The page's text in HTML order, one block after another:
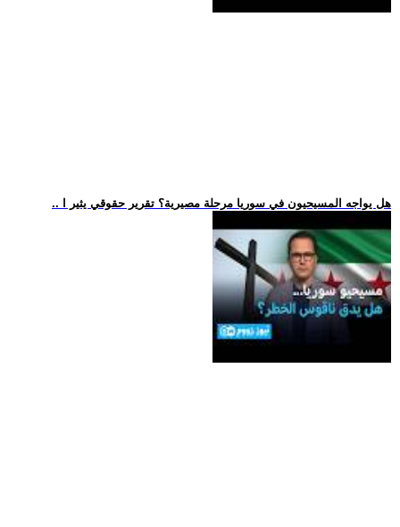
.. هل يواجه المسيحيون في سوريا مرحلة مصيرية؟ تقرير حقوقي يثير ا